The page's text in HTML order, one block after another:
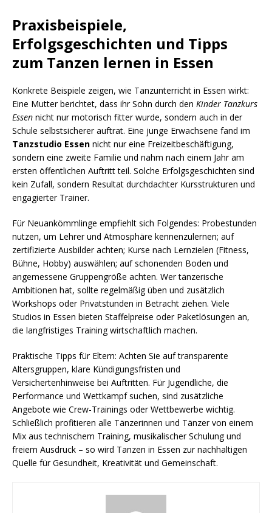
Praxisbeispiele,
Erfolgsgeschichten und Tipps
zum Tanzen lernen in Essen
Konkrete Beispiele zeigen, wie Tanzunterricht in Essen wirkt:
Eine Mutter berichtet, dass ihr Sohn durch den Kinder Tanzkurs
Essen nicht nur motorisch fitter wurde, sondern auch in der
Schule selbstsicherer auftrat. Eine junge Erwachsene fand im
Tanzstudio Essen nicht nur eine Freizeitbeschäftigung,
sondern eine zweite Familie und nahm nach einem Jahr am
ersten öffentlichen Auftritt teil. Solche Erfolgsgeschichten sind
kein Zufall, sondern Resultat durchdachter Kursstrukturen und
engagierter Trainer.
Für Neuankömmlinge empfiehlt sich Folgendes: Probestunden
nutzen, um Lehrer und Atmosphäre kennenzulernen; auf
zertifizierte Ausbilder achten; Kurse nach Lernzielen (Fitness,
Bühne, Hobby) auswählen; auf schonenden Boden und
angemessene Gruppengröße achten. Wer tänzerische
Ambitionen hat, sollte regelmäßig üben und zusätzlich
Workshops oder Privatstunden in Betracht ziehen. Viele
Studios in Essen bieten Staffelpreise oder Paketlösungen an,
die langfristiges Training wirtschaftlich machen.
Praktische Tipps für Eltern: Achten Sie auf transparente
Altersgruppen, klare Kündigungsfristen und
Versichertenhinweise bei Auftritten. Für Jugendliche, die
Performance und Wettkampf suchen, sind zusätzliche
Angebote wie Crew-Trainings oder Wettbewerbe wichtig.
Schließlich profitieren alle Tänzerinnen und Tänzer von einem
Mix aus technischem Training, musikalischer Schulung und
freiem Ausdruck – so wird Tanzen in Essen zur nachhaltigen
Quelle für Gesundheit, Kreativität und Gemeinschaft.